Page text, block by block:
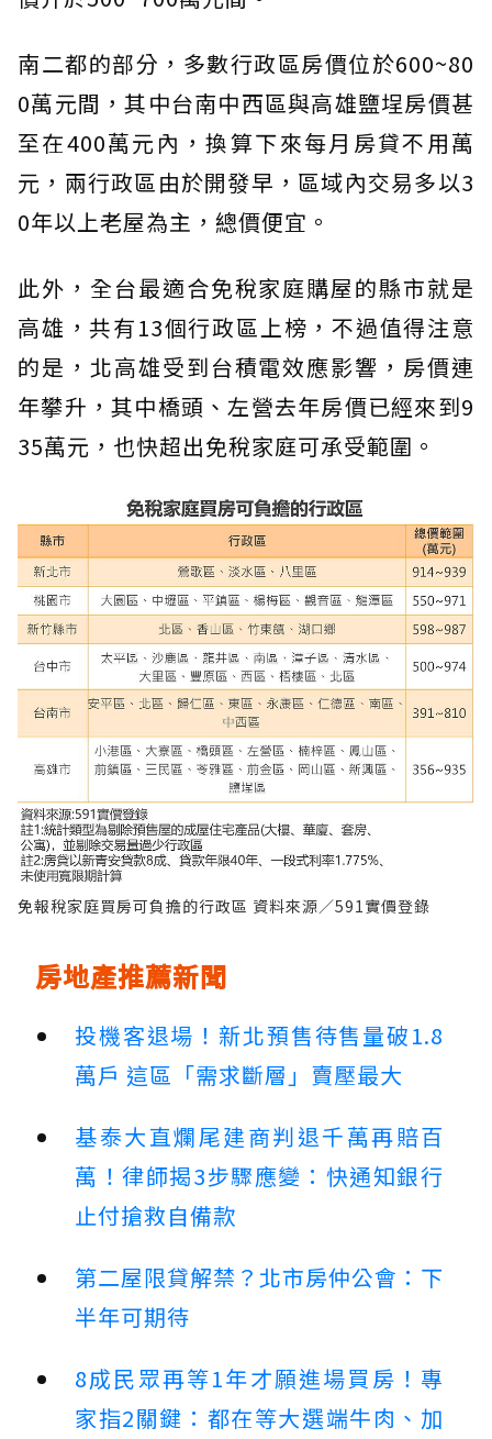
南二都的部分，多數行政區房價位於600~80
0萬元間，其中台南中西區與高雄鹽埕房價甚
至在400萬元內，換算下來每月房貸不用萬
元，兩行政區由於開發早，區域內交易多以3
0年以上老屋為主，總價便宜。
此外，全台最適合免稅家庭購屋的縣市就是
高雄，共有13個行政區上榜，不過值得注意
的是，北高雄受到台積電效應影響，房價連
年攀升，其中橋頭、左營去年房價已經來到9
35萬元，也快超出免稅家庭可承受範圍。
免報稅家庭買房可負擔的行政區 資料來源／591實價登錄
房地產推薦新聞
投機客退場！新北預售待售量破1.8
萬戶 這區「需求斷層」賣壓最大
基泰大直爛尾建商判退千萬再賠百
萬！律師揭3步驟應變：快通知銀行
止付搶救自備款
第二屋限貸解禁？北市房仲公會：下
半年可期待
8成民眾再等1年才願進場買房！專
家指2關鍵：都在等大選端牛肉、加